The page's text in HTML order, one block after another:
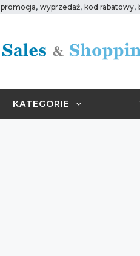
promocja, wyprzedaż, kod rabatowy,
KATEGORIE